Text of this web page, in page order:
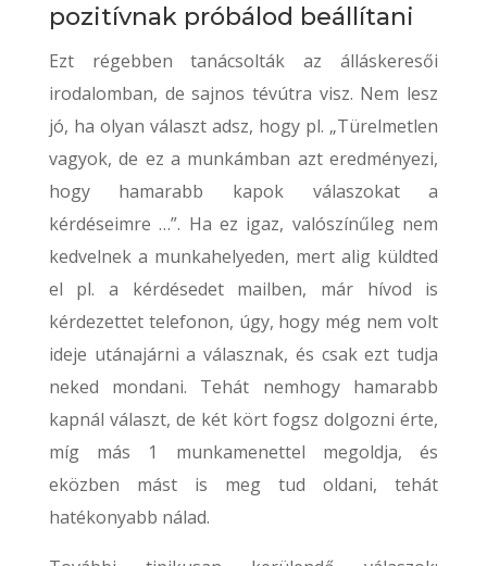
pozitívnak próbálod beállítani
Ezt régebben tanácsolták az álláskeresői
irodalomban, de sajnos tévútra visz. Nem lesz
jó, ha olyan választ adsz, hogy pl. „Türelmetlen
vagyok, de ez a munkámban azt eredményezi,
hogy hamarabb kapok válaszokat a
kérdéseimre …”. Ha ez igaz, valószínűleg nem
kedvelnek a munkahelyeden, mert alig küldted
el pl. a kérdésedet mailben, már hívod is
kérdezettet telefonon, úgy, hogy még nem volt
ideje utánajárni a válasznak, és csak ezt tudja
neked mondani. Tehát nemhogy hamarabb
kapnál választ, de két kört fogsz dolgozni érte,
míg más 1 munkamenettel megoldja, és
eközben mást is meg tud oldani, tehát
hatékonyabb nálad.